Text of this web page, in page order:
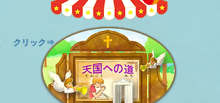
​クリック⇒